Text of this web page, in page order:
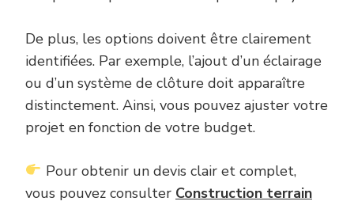
De plus, les options doivent être clairement
identifiées. Par exemple, l’ajout d’un éclairage
ou d’un système de clôture doit apparaître
distinctement. Ainsi, vous pouvez ajuster votre
projet en fonction de votre budget.
Pour obtenir un devis clair et complet,
vous pouvez consulter Construction terrain